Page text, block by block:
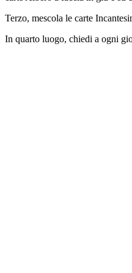
Terzo, mescola le carte
In quarto luogo, chiedi a ogni